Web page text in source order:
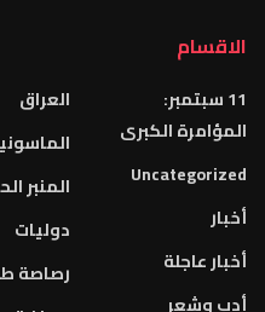
الاقسام
11 سبتمبر:
المؤامرة الكبرى
Uncategorized
أخبار
أخبار عاجلة
أدب وشعر
العراق
المنبر
دوليات
رصاصة